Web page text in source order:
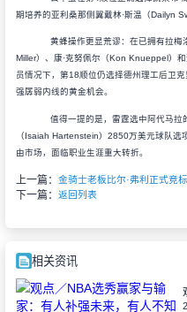
期培养的亚利桑那侧翼戴林·斯温（Dailyn
黄蜂操作更显荒谬：在已拥有拉梅
Miller）、康·克努佩尔（Kon Knueppel）
员情况下，第18顺位仍选择德州理工后卫
强孱弱内线的黄金机会。
值得一提的是，雷霆选中阿代马拉
（Isaiah Hartenstein）2850万美元球队选
由市场，面临职业生涯重大转折。
上一篇： 金骑士老板比尔·弗利正式竞
下一篇： 返回列表
相关资讯